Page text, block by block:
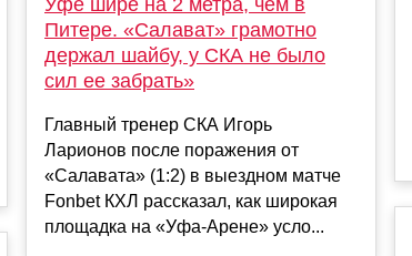
Питере. «Салават» грамотно
держал шайбу, у СКА не было
сил ее забрать»
Главный тренер СКА Игорь
Ларионов после поражения от
«Салавата» (1:2) в выездном матче
Fonbet КХЛ рассказал, как широкая
площадка на «Уфа-Арене» усло...